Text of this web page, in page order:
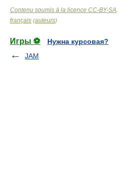
Contenu soumis à la licence CC-BY-SA
français (auteurs)
Игры ⚽
Нужна курсовая?
JAM